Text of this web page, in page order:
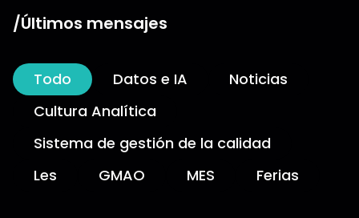
/Últimos mensajes
Todo Datos e IA
Noticias
Cultura Analítica
Sistema de gestión de la calidad
Les
GMAO MES Ferias